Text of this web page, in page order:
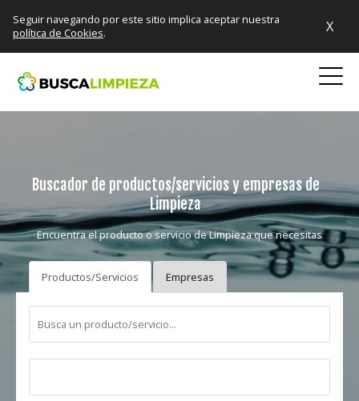
Seguir navegando por este sitio implica aceptar nuestra
política de Cookies. X
Buscador de productos/servicios y empresas de
Limpieza
Encuentra el producto o servicio de Limpieza que necesitas
Productos/Servicios Empresas